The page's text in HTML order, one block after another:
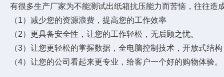
有很多生产厂家为不能测试出纸箱抗压能力而苦恼，往往
（1）减少您的资源浪费，提高您的工作效率
（2）更具备安全性，让您的工作轻松，无后顾之忧。
（3）让您更轻松的掌握数据，全电脑控制技术，开放式结
（4）让您的公司看起来更专业，给客户一个好的购物体验。